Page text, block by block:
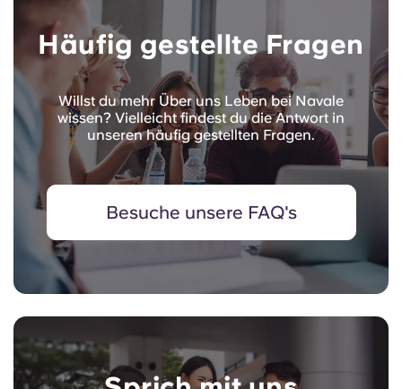
Häufig gestellte Fragen
Willst du mehr Über uns Leben bei Navale
wissen? Vielleicht findest du die Antwort in
unseren häufig gestellten Fragen.
Besuche unsere FAQ's